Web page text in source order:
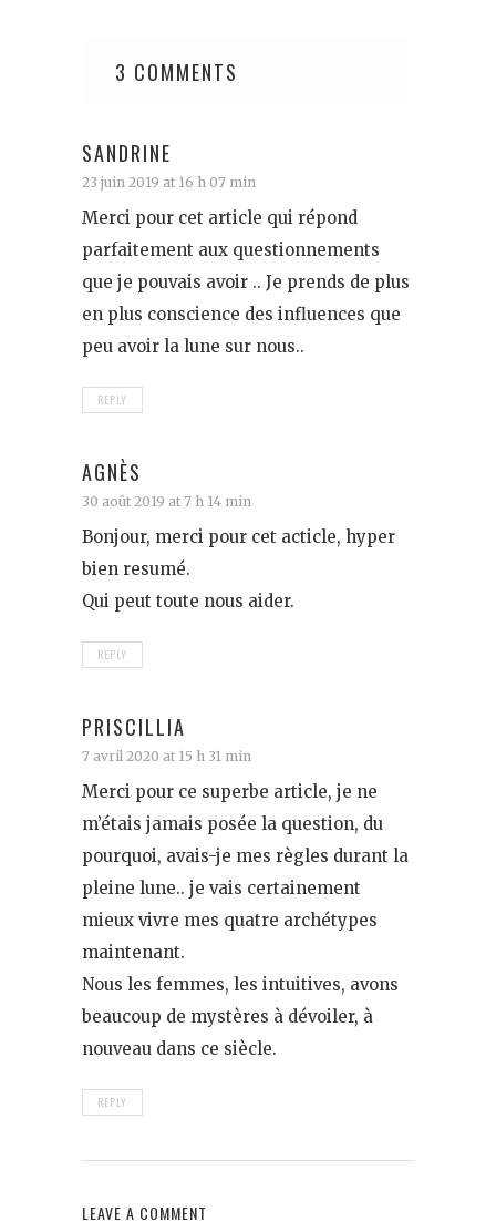
3 COMMENTS
SANDRINE
23 juin 2019 at 16 h 07 min
Merci pour cet article qui répond
parfaitement aux questionnements
que je pouvais avoir .. Je prends de plus
en plus conscience des influences que
peu avoir la lune sur nous..
REPLY
AGNÈS
30 août 2019 at 7 h 14 min
Bonjour, merci pour cet acticle, hyper
bien resumé.
Qui peut toute nous aider.
REPLY
PRISCILLIA
7 avril 2020 at 15 h 31 min
Merci pour ce superbe article, je ne
m’étais jamais posée la question, du
pourquoi, avais-je mes règles durant la
pleine lune.. je vais certainement
mieux vivre mes quatre archétypes
maintenant.
Nous les femmes, les intuitives, avons
beaucoup de mystères à dévoiler, à
nouveau dans ce siècle.
REPLY
LEAVE A COMMENT